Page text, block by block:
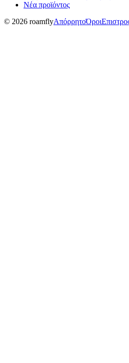
Νέα προϊόντος
© 2026 roamflyΑπόρρητοΌροι